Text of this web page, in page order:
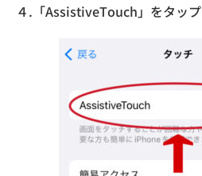
４.「AssistiveTouch」をタップ